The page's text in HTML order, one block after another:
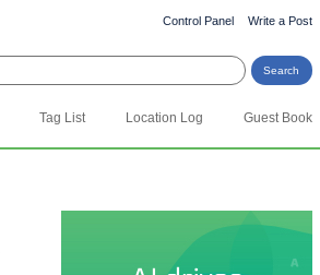
Control Panel Write a Post
Tag List Location Log Guest Book